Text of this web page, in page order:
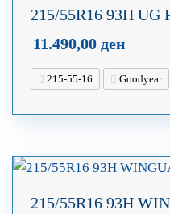
215/55R16 93H UG
11.490,00 ден
215-55-16 Goodyear
215/55R16 93H